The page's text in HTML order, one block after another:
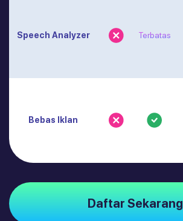
Speech Analyzer Terbatas
Bebas Iklan
Daftar Sekarang